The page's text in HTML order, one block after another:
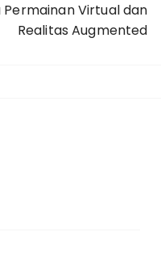
Permainan Virtual dan
Realitas Augmented